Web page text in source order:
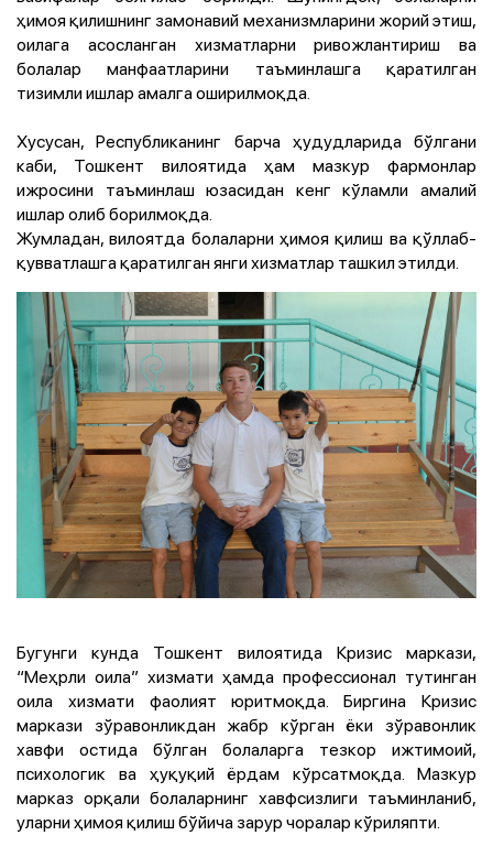
ҳимоя қилишнинг замонавий механизмларини жорий этиш,
оилага асосланган хизматларни ривожлантириш ва
болалар манфаатларини таъминлашга қаратилган
тизимли ишлар амалга оширилмоқда.
Хусусан, Республиканинг барча ҳудудларида бўлгани
каби, Тошкент вилоятида ҳам мазкур фармонлар
ижросини таъминлаш юзасидан кенг кўламли амалий
ишлар олиб борилмоқда.
Жумладан, вилоятда болаларни ҳимоя қилиш ва қўллаб-
қувватлашга қаратилган янги хизматлар ташкил этилди.
Бугунги кунда Тошкент вилоятида Кризис маркази,
“Меҳрли оила” хизмати ҳамда профессионал тутинган
оила хизмати фаолият юритмоқда. Биргина Кризис
маркази зўравонликдан жабр кўрган ёки зўравонлик
хавфи остида бўлган болаларга тезкор ижтимоий,
психологик ва ҳуқуқий ёрдам кўрсатмоқда. Мазкур
марказ орқали болаларнинг хавфсизлиги таъминланиб,
уларни ҳимоя қилиш бўйича зарур чоралар кўриляпти.